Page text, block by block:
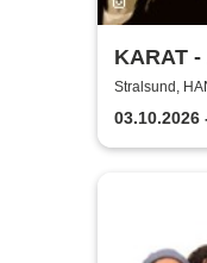
KARAT -
Stralsund,
Stralsund
03.10.2026